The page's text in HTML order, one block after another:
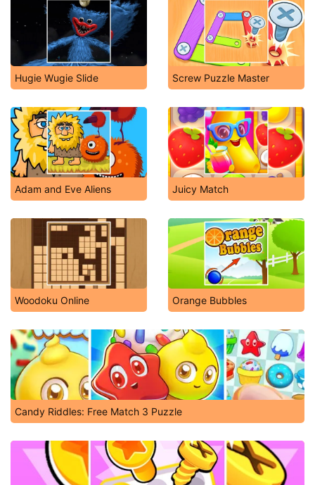
Hugie Wugie Slide Screw Puzzle Master
Adam and Eve Aliens Juicy Match
Woodoku Online Orange Bubbles
Candy Riddles: Free Match 3 Puzzle